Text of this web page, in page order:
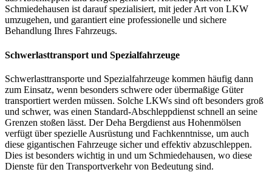
Schmiedehausen ist darauf spezialisiert, mit jeder Art von LKW
umzugehen, und garantiert eine professionelle und sichere
Behandlung Ihres Fahrzeugs.
Schwerlasttransport und Spezialfahrzeuge
Schwerlasttransporte und Spezialfahrzeuge kommen häufig dann
zum Einsatz, wenn besonders schwere oder übermaßige Güter
transportiert werden müssen. Solche LKWs sind oft besonders groß
und schwer, was einen Standard-Abschleppdienst schnell an seine
Grenzen stoßen lässt. Der Deha Bergdienst aus Hohenmölsen
verfügt über spezielle Ausrüstung und Fachkenntnisse, um auch
diese gigantischen Fahrzeuge sicher und effektiv abzuschleppen.
Dies ist besonders wichtig in und um Schmiedehausen, wo diese
Dienste für den Transportverkehr von Bedeutung sind.